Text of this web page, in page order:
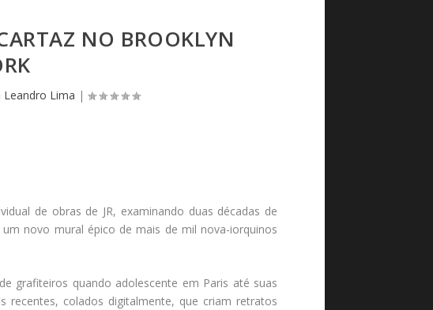
NO BROOKLYN
Leandro Lima |
de obras de JR, examinando duas décadas de
novo mural épico de mais de mil nova-iorquinos
grafiteiros quando adolescente em Paris até suas
recentes, colados digitalmente, que criam retratos